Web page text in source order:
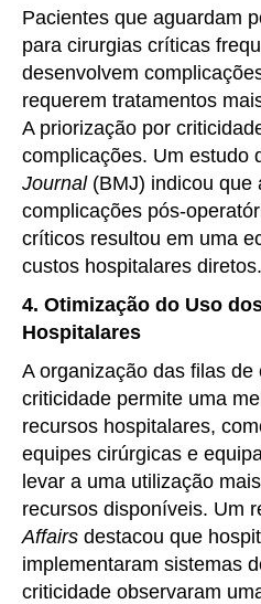
Pacientes que aguardam
para cirurgias críticas
desenvolvem
requerem tratamentos
A priorização por
complicações. Um estudo
Journal(BMJ) indicou que
complicações pós-
críticos resultou em uma
custos hospitalares diretos.
4. Otimização do Uso
Hospitalares
A organização das filas de
criticidade permite uma
recursos hospitalares,
equipes cirúrgicas e
levar a uma utilização
recursos disponíveis. Um
Affairs destacou que
implementaram sistemas
criticidade observaram